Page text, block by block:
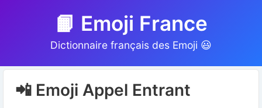
📙 Emoji France
Dictionnaire français des Emoji 😃
📲 Emoji Appel Entrant